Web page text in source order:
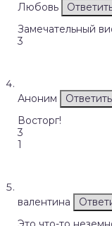
Любовь
Замечательный
3
Аноним
Ответить
Восторг!
3
1
валентина